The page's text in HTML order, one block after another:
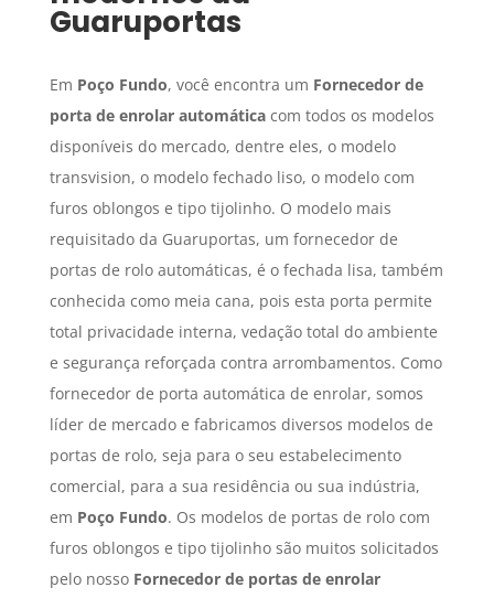
Guaruportas
Em Poço Fundo, você encontra um Fornecedor de
porta de enrolar automáticacom todos os modelos
disponíveis do mercado, dentre eles, o modelo
transvision, o modelo fechado liso, o modelo com
furos oblongos e tipo tijolinho. O modelo mais
requisitado da Guaruportas, um fornecedor de
portas de rolo automáticas, é o fechada lisa, também
conhecida como meia cana, pois esta porta permite
total privacidade interna, vedação total do ambiente
e segurança reforçada contra arrombamentos. Como
fornecedor de porta automática de enrolar, somos
líder de mercado e fabricamos diversos modelos de
portas de rolo, seja para o seu estabelecimento
comercial, para a sua residência ou sua indústria,
em Poço Fundo. Os modelos de portas de rolo com
furos oblongos e tipo tijolinho são muitos solicitados
pelo nosso Fornecedor de portas de enrolar